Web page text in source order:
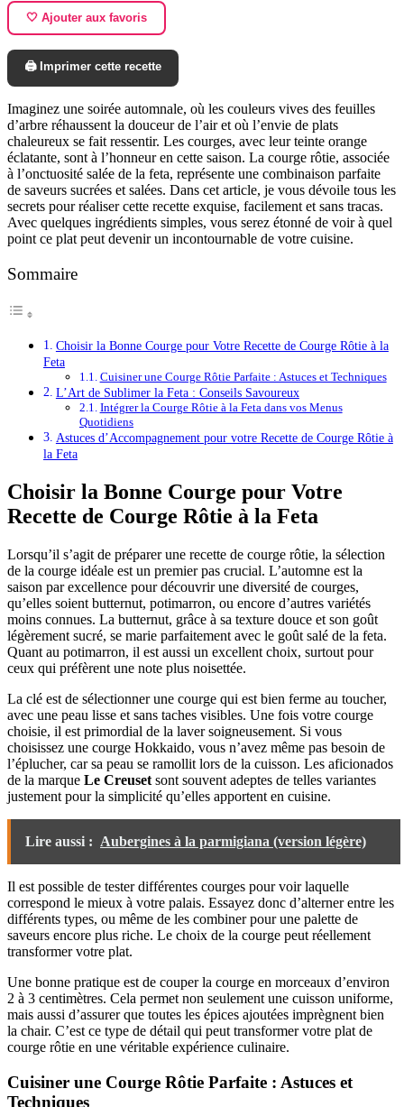
🤍 Ajouter aux favoris
🖨️ Imprimer cette recette
Imaginez une soirée automnale, où les couleurs vives des feuilles
d’arbre réhaussent la douceur de l’air et où l’envie de plats
chaleureux se fait ressentir. Les courges, avec leur teinte orange
éclatante, sont à l’honneur en cette saison. La courge rôtie, associée
à l’onctuosité salée de la feta, représente une combinaison parfaite
de saveurs sucrées et salées. Dans cet article, je vous dévoile tous les
secrets pour réaliser cette recette exquise, facilement et sans tracas.
Avec quelques ingrédients simples, vous serez étonné de voir à quel
point ce plat peut devenir un incontournable de votre cuisine.
Sommaire
Choisir la Bonne Courge pour Votre Recette de Courge Rôtie à la
Feta
Cuisiner une Courge Rôtie Parfaite : Astuces et Techniques
L’Art de Sublimer la Feta : Conseils Savoureux
Intégrer la Courge Rôtie à la Feta dans vos Menus
Quotidiens
Astuces d’Accompagnement pour votre Recette de Courge Rôtie à
la Feta
Choisir la Bonne Courge pour Votre
Recette de Courge Rôtie à la Feta
Lorsqu’il s’agit de préparer une recette de courge rôtie, la sélection
de la courge idéale est un premier pas crucial. L’automne est la
saison par excellence pour découvrir une diversité de courges,
qu’elles soient butternut, potimarron, ou encore d’autres variétés
moins connues. La butternut, grâce à sa texture douce et son goût
légèrement sucré, se marie parfaitement avec le goût salé de la feta.
Quant au potimarron, il est aussi un excellent choix, surtout pour
ceux qui préfèrent une note plus noisettée.
La clé est de sélectionner une courge qui est bien ferme au toucher,
avec une peau lisse et sans taches visibles. Une fois votre courge
choisie, il est primordial de la laver soigneusement. Si vous
choisissez une courge Hokkaido, vous n’avez même pas besoin de
l’éplucher, car sa peau se ramollit lors de la cuisson. Les aficionados
de la marque Le Creuset sont souvent adeptes de telles variantes
justement pour la simplicité qu’elles apportent en cuisine.
Lire aussi : Aubergines à la parmigiana (version légère)
Il est possible de tester différentes courges pour voir laquelle
correspond le mieux à votre palais. Essayez donc d’alterner entre les
différents types, ou même de les combiner pour une palette de
saveurs encore plus riche. Le choix de la courge peut réellement
transformer votre plat.
Une bonne pratique est de couper la courge en morceaux d’environ
2 à 3 centimètres. Cela permet non seulement une cuisson uniforme,
mais aussi d’assurer que toutes les épices ajoutées imprègnent bien
la chair. C’est ce type de détail qui peut transformer votre plat de
courge rôtie en une véritable expérience culinaire.
Cuisiner une Courge Rôtie Parfaite : Astuces et
Techniques